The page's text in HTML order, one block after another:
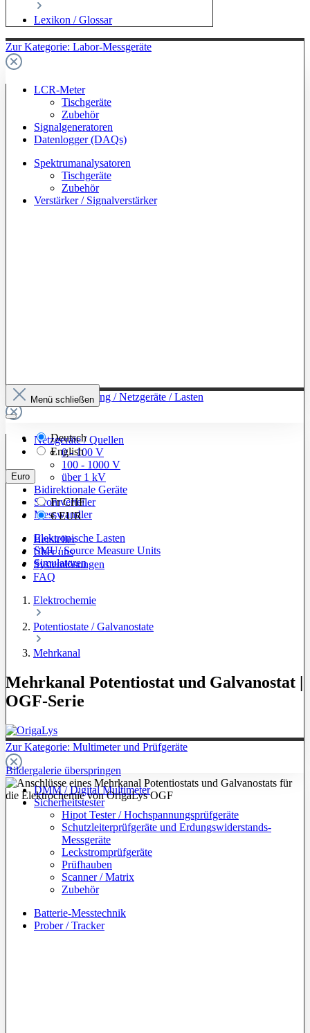
Lexikon / Glossar
Zur Kategorie: Labor-Messgeräte
LCR-Meter
Tischgeräte
Zubehör
Signalgeneratoren
Datenlogger (DAQs)
Spektrumanalysatoren
Tischgeräte
Zubehör
Verstärker / Signalverstärker
Zur Kategorie: Leistung / Netzgeräte / Lasten
Netzgeräte / Quellen
0 - 100 V
100 - 1000 V
über 1 kV
Bidirektionale Geräte
Stromverteiler
Messwandler
Elektronische Lasten
SMU/ Source Measure Units
Simulatoren
Zur Kategorie: Multimeter und Prüfgeräte
DMM / Digital Multimeter
Sicherheitstester
Hipot Tester / Hochspannungsprüfgeräte
Schutzleiterprüfgeräte und Erdungswiderstands-
Messgeräte
Leckstromprüfgeräte
Prüfhauben
Scanner / Matrix
Zubehör
Batterie-Messtechnik
Prober / Tracker
Menü schließen
Deutsch
English
Euro
FrCHF
€EUR
Hersteller
Über uns
Systemlösungen
FAQ
Elektrochemie
Potentiostate / Galvanostate
Mehrkanal
Mehrkanal Potentiostat und Galvanostat |
OGF-Serie
Bildergalerie überspringen